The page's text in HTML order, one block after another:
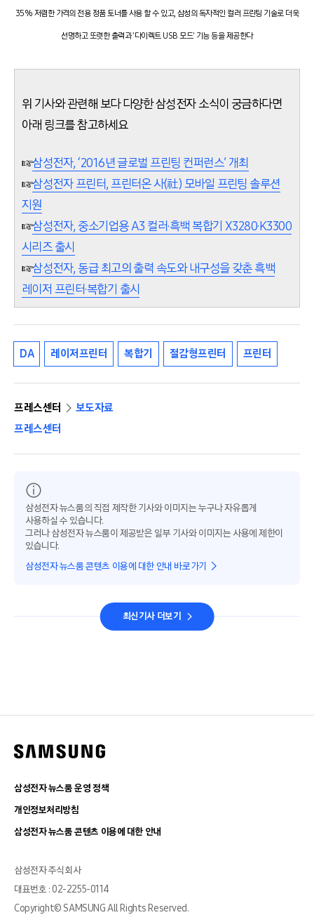
35% 저렴한 가격의 전용 정품 토너를 사용 할 수 있고, 삼성의 독자적인 컬러 프린팅 기술로 더욱
선명하고 또렷한 출력과 '다이렉트 USB 모드' 기능 등을 제공한다
위 기사와 관련해 보다 다양한 삼성전자 소식이 궁금하다면
아래 링크를 참고하세요
☞삼성전자, ‘2016년 글로벌 프린팅 컨퍼런스’ 개최
☞삼성전자 프린터, 프린터온 사(社) 모바일 프린팅 솔루션
지원
☞삼성전자, 중소기업용 A3 컬러·흑백 복합기 X3280·K3300
시리즈 출시
☞삼성전자, 동급 최고의 출력 속도와 내구성을 갖춘 흑백
레이저 프린터·복합기 출시
DA 레이저프린터 복합기 절감형프린터 프린터
프레스센터
보도자료
프레스센터
삼성전자 뉴스룸의 직접 제작한 기사와 이미지는 누구나 자유롭게
사용하실 수 있습니다.
그러나 삼성전자 뉴스룸이 제공받은 일부 기사와 이미지는 사용에 제한이
있습니다.
삼성전자 뉴스룸 콘텐츠 이용에 대한 안내 바로가기
최신기사 더보기
삼성전자 뉴스룸 운영 정책
개인정보처리방침
삼성전자 뉴스룸 콘텐츠 이용에 대한 안내
삼성전자 주식회사
대표번호 : 02-2255-0114
Copyright© SAMSUNG All Rights Reserved.